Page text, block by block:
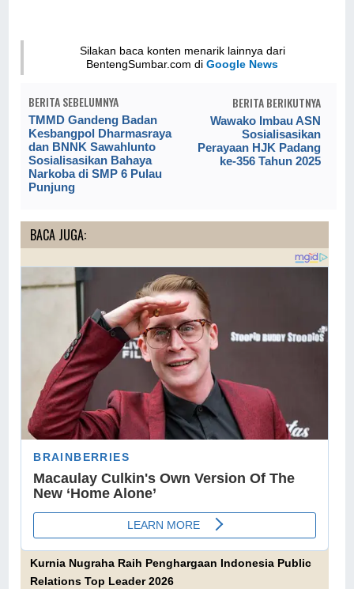
Silakan baca konten menarik lainnya dari
BentengSumbar.com diGoogle News
BERITA SEBELUMNYA
TMMD Gandeng Badan
Kesbangpol Dharmasraya
dan BNNK Sawahlunto
Sosialisasikan Bahaya
Narkoba di SMP 6 Pulau
Punjung
BERITA BERIKUTNYA
Wawako Imbau ASN
Sosialisasikan
Perayaan HJK Padang
ke-356 Tahun 2025
BACA JUGA:
Kurnia Nugraha Raih Penghargaan Indonesia Public
Relations Top Leader 2026